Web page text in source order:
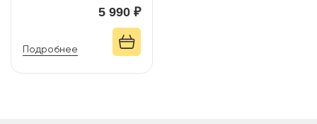
5 990 ₽
Подробнее